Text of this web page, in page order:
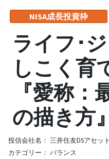
NISA成長投資枠
ライフ･
しこく育
『愛称：
の描き方』
投信会社名： 三井住友DSアセッ
カテゴリー： バランス